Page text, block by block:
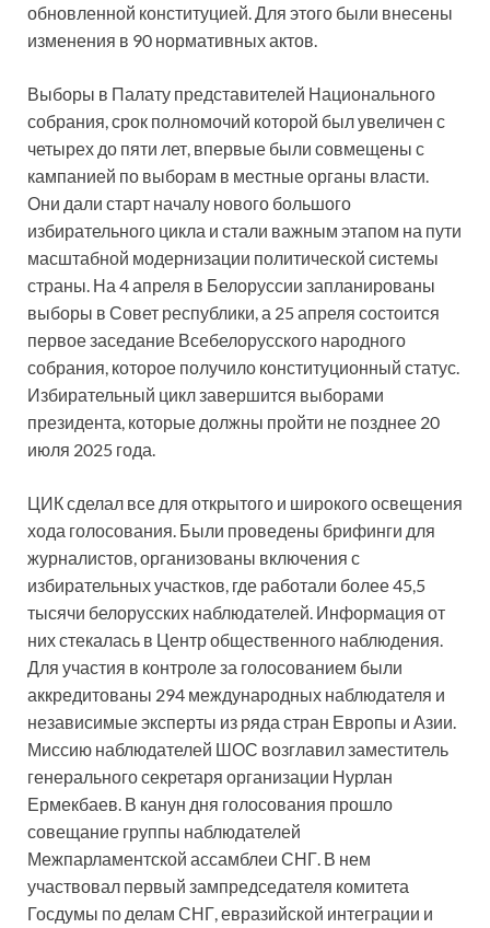
обновленной конституцией. Для этого были внесены
изменения в 90 нормативных актов.
Выборы в Палату представителей Национального
собрания, срок полномочий которой был увеличен с
четырех до пяти лет, впервые были совмещены с
кампанией по выборам в местные органы власти.
Они дали старт началу нового большого
избирательного цикла и стали важным этапом на пути
масштабной модернизации политической системы
страны. На 4 апреля в Белоруссии запланированы
выборы в Совет республики, а 25 апреля состоится
первое заседание Всебелорусского народного
собрания, которое получило конституционный статус.
Избирательный цикл завершится выборами
президента, которые должны пройти не позднее 20
июля 2025 года.
ЦИК сделал все для открытого и широкого освещения
хода голосования. Были проведены брифинги для
журналистов, организованы включения с
избирательных участков, где работали более 45,5
тысячи белорусских наблюдателей. Информация от
них стекалась в Центр общественного наблюдения.
Для участия в контроле за голосованием были
аккредитованы 294 международных наблюдателя и
независимые эксперты из ряда стран Европы и Азии.
Миссию наблюдателей ШОС возглавил заместитель
генерального секретаря организации Нурлан
Ермекбаев. В канун дня голосования прошло
совещание группы наблюдателей
Межпарламентской ассамблеи СНГ. В нем
участвовал первый зампредседателя комитета
Госдумы по делам СНГ, евразийской интеграции и